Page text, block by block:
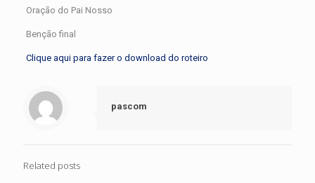
Oração do Pai Nosso
Benção final
Clique aqui para fazer o download do roteiro
pascom
Related posts